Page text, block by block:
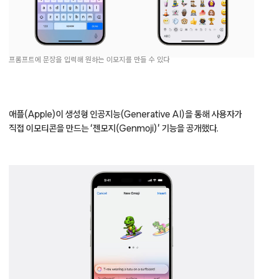
프롬프트에 문장을 입력해 원하는 이모지를 만들 수 있다
애플(Apple)이 생성형 인공지능(Generative AI)을 통해 사용자가
직접 이모티콘을 만드는 ‘젠모지(Genmoji)’ 기능을 공개했다.